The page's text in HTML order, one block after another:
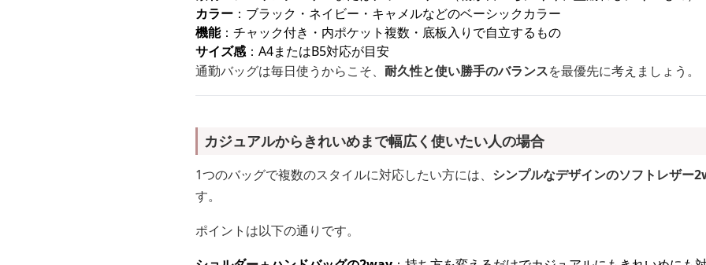
カラー ：ブラック・ネイビー・キャメルなどのベーシックカラー
機能：チャック付き・内ポケット複数・底板入りで自立するもの
サイズ感：A4またはB5対応が目安
通勤バッグは毎日使うからこそ、 耐久性と使い勝手のバランスを最優先に考えましょう。
カジュアルからきれいめまで幅広く使いたい人の場合
1つのバッグで複数のスタイルに対応したい方には、 シンプルなデザインのソフトレザー
す。
ポイントは以下の通りです。